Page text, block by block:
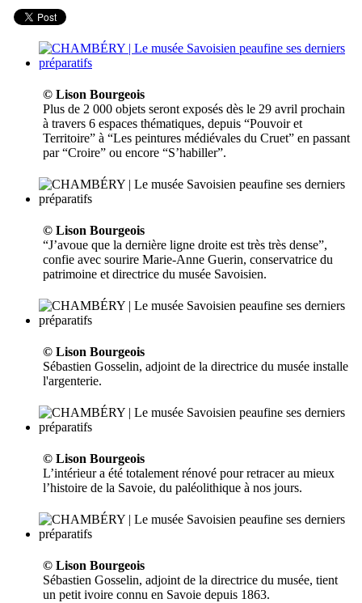
© Lison Bourgeois
Plus de 2 000 objets seront exposés dès le 29 avril prochain
à travers 6 espaces thématiques, depuis “Pouvoir et
Territoire” à “Les peintures médiévales du Cruet” en passant
par “Croire” ou encore “S’habiller”.
© Lison Bourgeois
“J’avoue que la dernière ligne droite est très très dense”,
confie avec sourire Marie-Anne Guerin, conservatrice du
patrimoine et directrice du musée Savoisien.
© Lison Bourgeois
Sébastien Gosselin, adjoint de la directrice du musée installe
l'argenterie.
© Lison Bourgeois
L’intérieur a été totalement rénové pour retracer au mieux
l’histoire de la Savoie, du paléolithique à nos jours.
© Lison Bourgeois
Sébastien Gosselin, adjoint de la directrice du musée, tient
un petit ivoire connu en Savoie depuis 1863.